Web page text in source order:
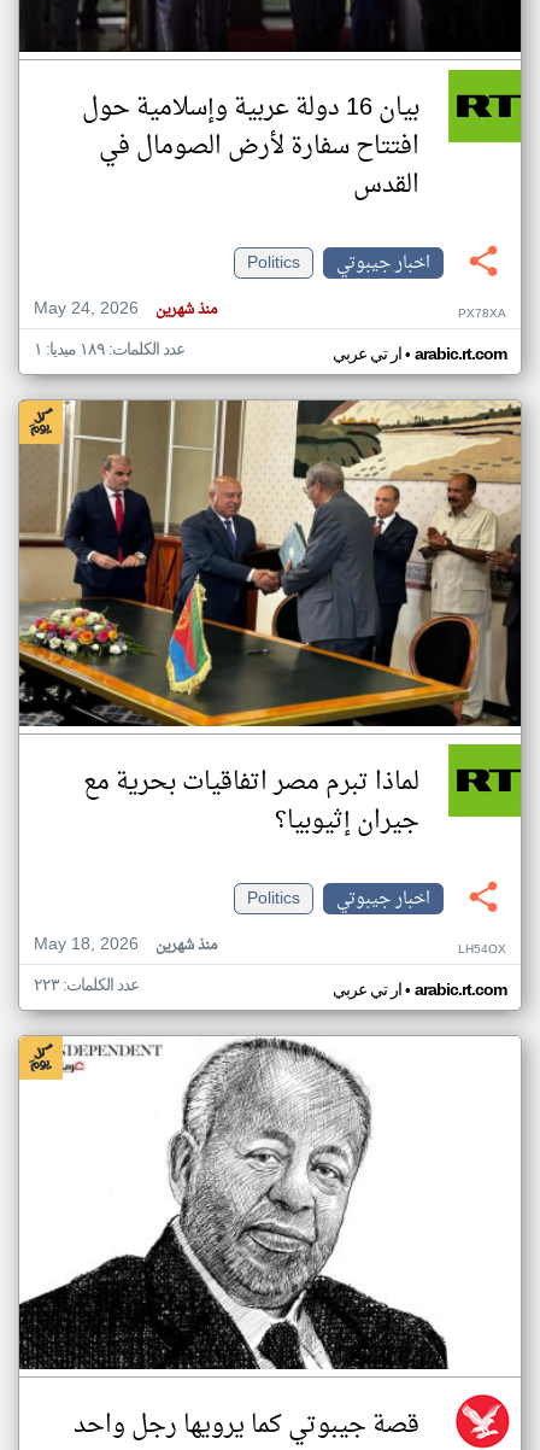
بيان 16 دولة عربية وإسلامية حول
افتتاح سفارة لأرض الصومال في
القدس
اخبار جيبوتي
Politics
May 24, 2026
منذ شهرين PX78XA
ار تي عربي• arabic.rt.com عدد الكلمات: ١٨٩ ميديا: ١
لماذا تبرم مصر اتفاقيات بحرية مع
جيران إثيوبيا؟
اخبار جيبوتي
Politics
May 18, 2026
منذ شهرين LH54OX
ار تي عربي• arabic.rt.com عدد الكلمات: ٢٢٣
قصة جيبوتي كما يرويها رجل واحد